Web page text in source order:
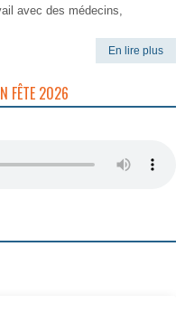
avec des médecins,
En lire plus
FÊTE 2026